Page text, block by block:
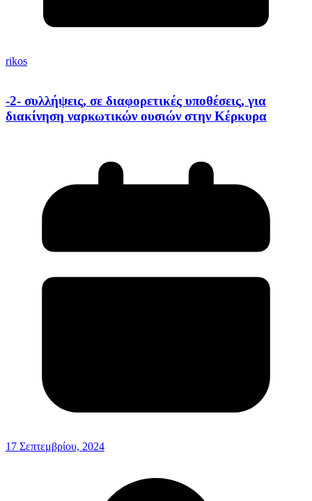
rikos
-2- συλλήψεις, σε διαφορετικές υποθέσεις, για
διακίνηση ναρκωτικών ουσιών στην Κέρκυρα
17 Σεπτεμβρίου, 2024